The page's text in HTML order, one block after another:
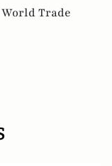
World Trade